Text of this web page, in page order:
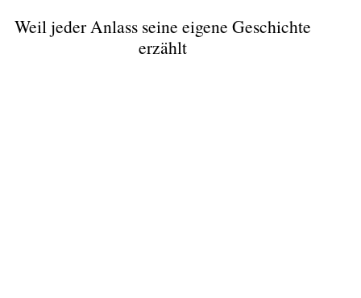
Weil jeder Anlass seine eigene Geschichte
erzählt